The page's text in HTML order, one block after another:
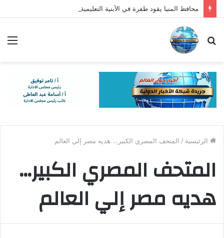
بحث
الرئيسية / المتحف المصري الكبير… هديه مصر إلي العالم
المتحف المصري الكبير…
هديه مصر إلي العالم